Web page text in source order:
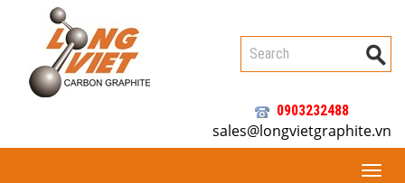
0903232488
sales@longvietgraphite.vn